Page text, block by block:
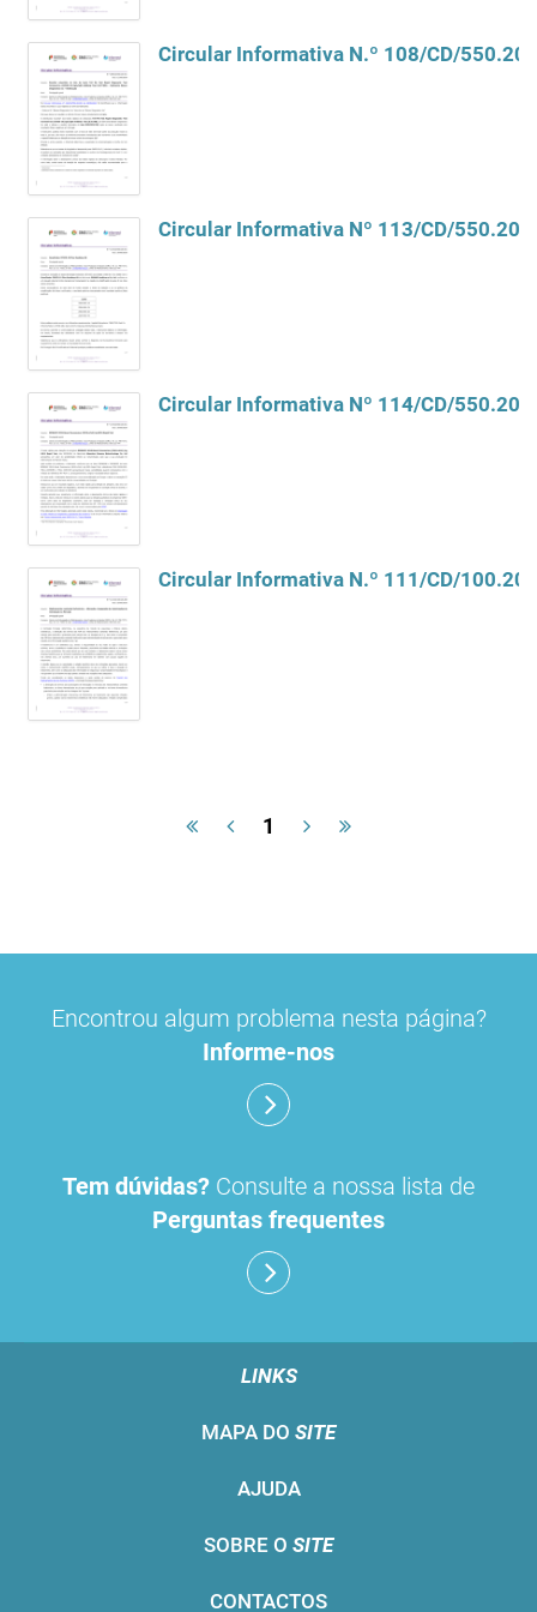
1
Encontrou algum problema nesta página?
Informe-nos
Tem dúvidas? Consulte a nossa lista de
Perguntas frequentes
LINKS
MAPA DO SITE
AJUDA
SOBRE O SITE
CONTACTOS